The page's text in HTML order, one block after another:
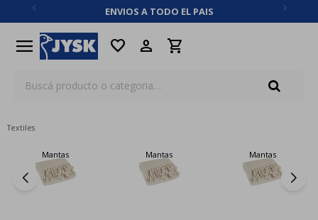
ENVIOS A TODO EL PAIS
menu favorite
Textiles
Mantas Mantas Mantas
close